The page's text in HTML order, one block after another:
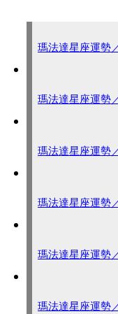
瑪法達星座運
瑪法達星座運
瑪法達星座運
瑪法達星座運
瑪法達星座運
瑪法達星座運